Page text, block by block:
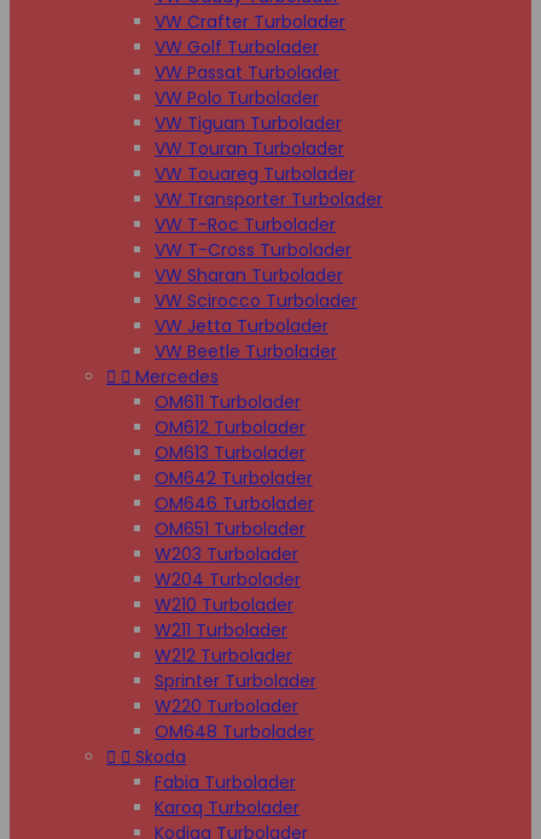
VW Crafter Turbolader
VW Golf Turbolader
VW Passat Turbolader
VW Polo Turbolader
VW Tiguan Turbolader
VW Touran Turbolader
VW Touareg Turbolader
VW Transporter Turbolader
VW T-Roc Turbolader
VW T-Cross Turbolader
VW Sharan Turbolader
VW Scirocco Turbolader
VW Jetta Turbolader
VW Beetle Turbolader
  Mercedes
OM611 Turbolader
OM612 Turbolader
OM613 Turbolader
OM642 Turbolader
OM646 Turbolader
OM651 Turbolader
W203 Turbolader
W204 Turbolader
W210 Turbolader
W211 Turbolader
W212 Turbolader
Sprinter Turbolader
W220 Turbolader
OM648 Turbolader
  Skoda
Fabia Turbolader
Karoq Turbolader
Kodiaq Turbolader